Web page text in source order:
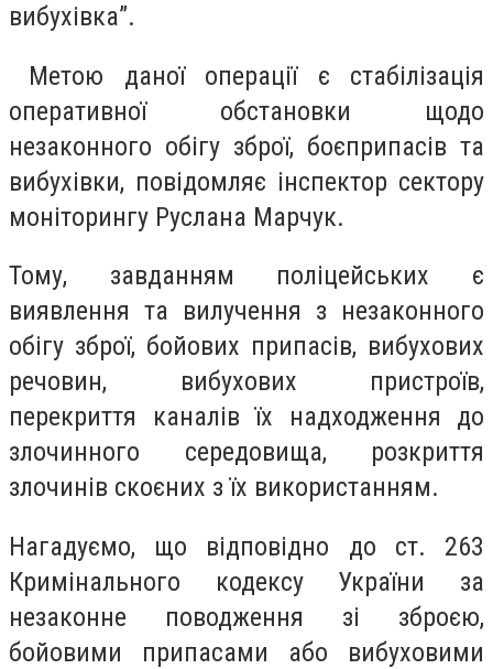
вибухівка”.
Метою даної операції є стабілізація
оперативної обстановки щодо
незаконного обігу зброї, боєприпасів та
вибухівки, повідомляє інспектор сектору
моніторингу Руслана Марчук.
Тому, завданням поліцейських є
виявлення та вилучення з незаконного
обігу зброї, бойових припасів, вибухових
речовин, вибухових пристроїв,
перекриття каналів їх надходження до
злочинного середовища, розкриття
злочинів скоєних з їх використанням.
Нагадуємо, що відповідно до ст. 263
Кримінального кодексу України за
незаконне поводження зі зброєю,
бойовими припасами або вибуховими